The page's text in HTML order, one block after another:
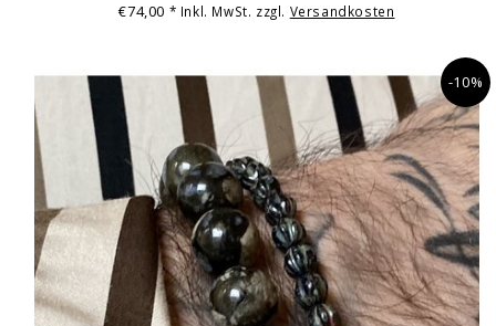
€74,00 * Inkl. MwSt. zzgl. Versandkosten
-10%